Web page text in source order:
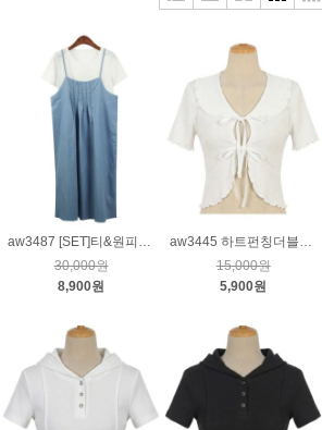
aw3487 [SET]티&원피스_하늘
30,000원
8,900원
aw3445 하트펀칭더블스트랩가디건_크림
15,000원
5,900원